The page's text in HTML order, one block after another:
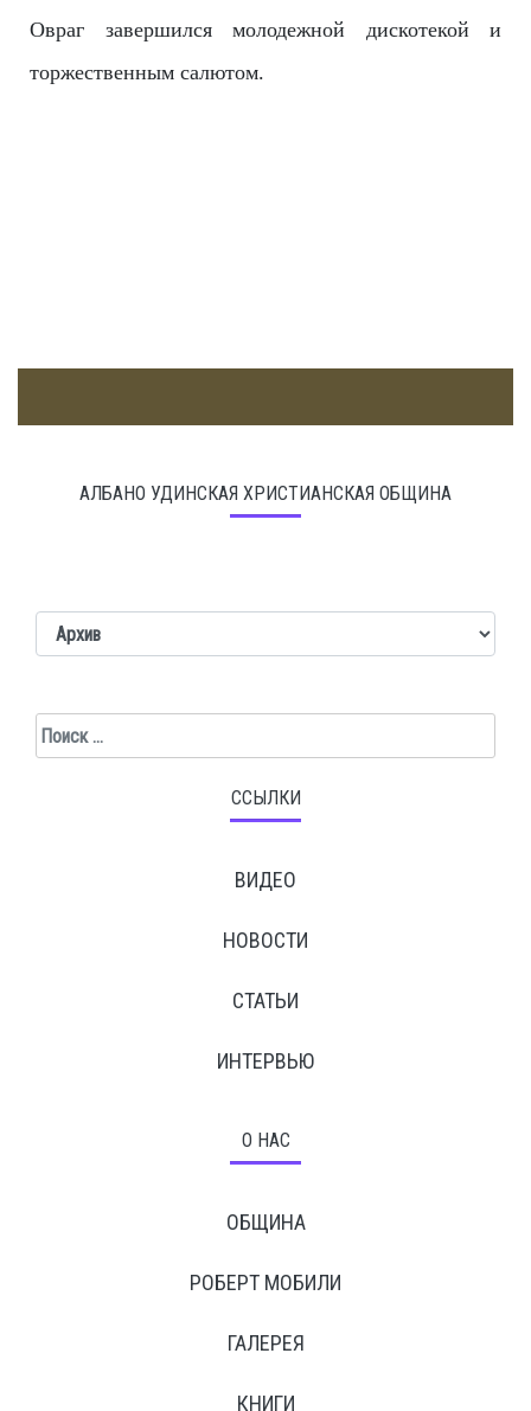
Овраг завершился молодежной дискотекой и
торжественным салютом.
АЛБАНО УДИНСКАЯ ХРИСТИАНСКАЯ ОБЩИНА
ССЫЛКИ
ВИДЕО
НОВОСТИ
СТАТЬИ
ИНТЕРВЬЮ
О НАС
ОБЩИНА
РОБЕРТ МОБИЛИ
ГАЛЕРЕЯ
КНИГИ